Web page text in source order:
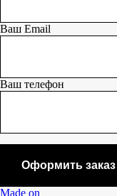
Ваш Email
Ваш телефон
Оформить заказ
Made on